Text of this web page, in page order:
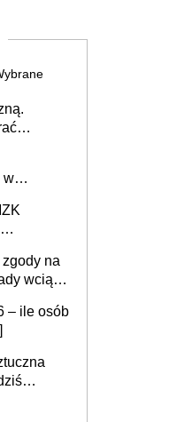
w
na
wciąż
– ile osób